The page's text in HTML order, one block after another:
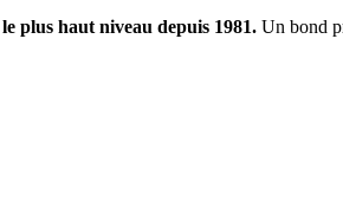
le plus haut niveau depuis 1981. Un bond